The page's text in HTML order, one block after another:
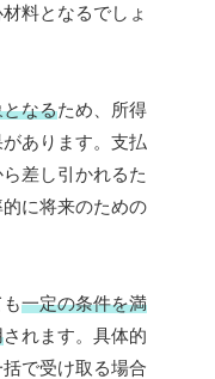
料となるでしょ
なるため、所得
あります。支払
差し引かれるた
に将来のための
一定の条件を満
されます。具体的
で受け取る場合